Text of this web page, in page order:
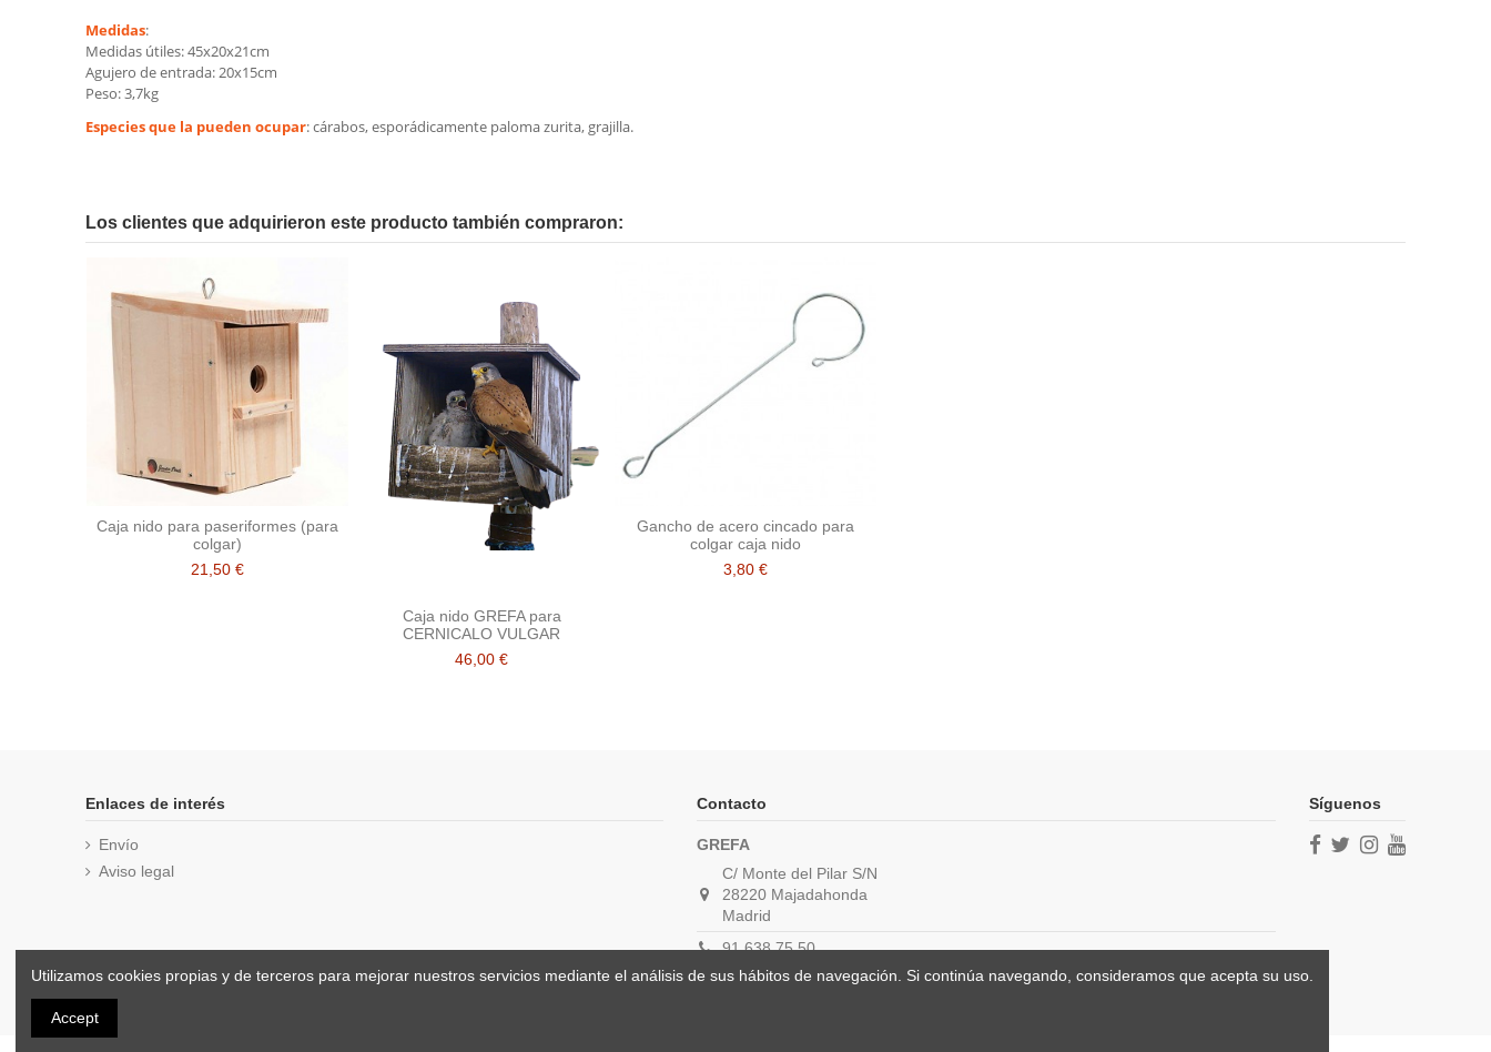
Medidas:
Medidas útiles: 45x20x21cm
Agujero de entrada: 20x15cm
Peso: 3,7kg
Especies que la pueden ocupar: cárabos, esporádicamente paloma zurita, grajilla.
Los clientes que adquirieron este producto también compraron:
Caja nido para paseriformes (para
colgar)
21,50 €
Caja nido GREFA para
CERNICALO VULGAR
46,00 €
Gancho de acero cincado para
colgar caja nido
3,80 €
Enlaces de interés
Envío
Aviso legal
Contacto
GREFA
C/ Monte del Pilar S/N
28220 Majadahonda
Madrid
91 638 75 50
carolina@grefa.org
Síguenos
Utilizamos cookies propias y de terceros para mejorar nuestros servicios mediante el análisis de sus hábitos de navegación. Si continúa navegando, consideramos que acepta su uso.
Accept